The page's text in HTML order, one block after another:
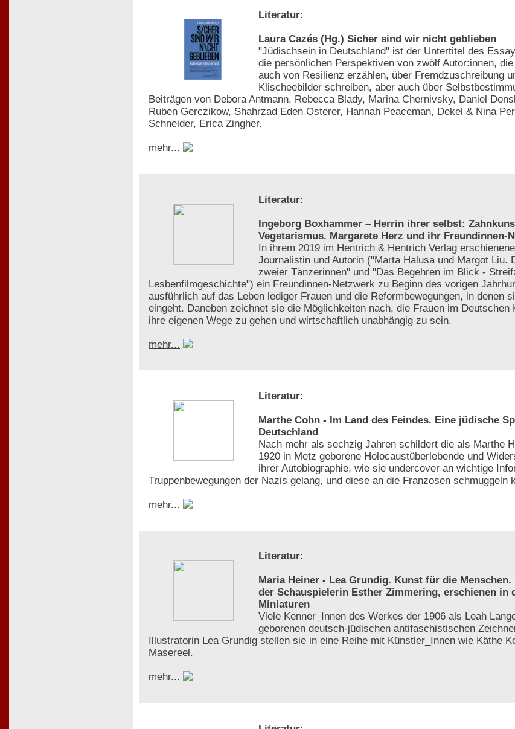
Literatur:
Laura Cazés (Hg.) Sicher sind wir nicht geblieben
"Jüdischsein in Deutschland" ist der Untertitel des
die persönlichen Perspektiven von zwölf Autor:innen,
auch von Resilienz erzählen, über Fremdzuschreibung
Klischeebilder schreiben, aber auch über
Beiträgen von Debora Antmann, Rebecca Blady, Marina Chernivsky, Daniel
Ruben Gerczikow, Shahrzad Eden Osterer, Hannah Peaceman, Dekel & Nina
Schneider, Erica Zingher.
mehr...
Literatur:
Ingeborg Boxhammer – Herrin ihrer selbst:
Vegetarismus. Margarete Herz und ihr Freundinnen-
In ihrem 2019 im Hentrich & Hentrich Verlag
Journalistin und Autorin ("Marta Halusa und Margot Liu.
zweier Tänzerinnen" und "Das Begehren im Blick -
Lesbenfilmgeschichte") ein Freundinnen-Netzwerk zu Beginn des vorigen
ausführlich auf das Leben lediger Frauen und die Reformbewegungen, in denen
eingeht. Daneben zeichnet sie die Möglichkeiten nach, die Frauen im Deutschen
ihre eigenen Wege zu gehen und wirtschaftlich unabhängig zu sein.
mehr...
Literatur:
Marthe Cohn - Im Land des Feindes. Eine jüdische
Deutschland
Nach mehr als sechzig Jahren schildert die als Marthe
1920 in Metz geborene Holocaustüberlebende und
ihrer Autobiographie, wie sie undercover an wichtige
Truppenbewegungen der Nazis gelang, und diese an die Franzosen schmuggeln
mehr...
Literatur:
Maria Heiner - Lea Grundig. Kunst für die
der Schauspielerin Esther Zimmering, erschienen in
Miniaturen
Viele Kenner_Innen des Werkes der 1906 als Leah
geborenen deutsch-jüdischen antifaschistischen
Illustratorin Lea Grundig stellen sie in eine Reihe mit Künstler_Innen wie Käthe
Masereel.
mehr...